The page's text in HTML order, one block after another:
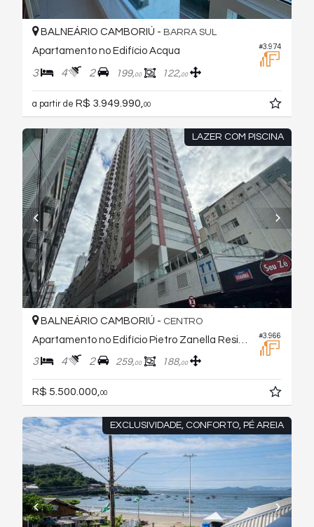
#3.974
BALNEÁRIO CAMBORIÚ - BARRA SUL
Apartamento no Edifício Acqua
3 4 2 199,00 122,00
a partir de R$ 3.949.990, 00
LAZER COM PISCINA
#3.966
BALNEÁRIO CAMBORIÚ - CENTRO
Apartamento no Edifício Pietro Zanella Residence
3 4 2 259,00 188,00
R$ 5.500.000,00
EXCLUSIVIDADE, CONFORTO, PÉ AREIA